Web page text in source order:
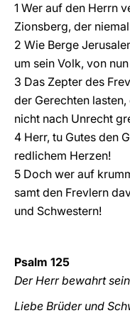
1 Wer auf den Herrn
Zionsberg, der
2 Wie Berge
um sein Volk, von
3 Das Zepter des
der Gerechten
nicht nach Unrecht
4 Herr, tu Gutes den
redlichem Herzen!
5 Doch wer auf
samt den Frevlern
und Schwestern!
Psalm 125
Der Herr bewahrt
Liebe Brüder und